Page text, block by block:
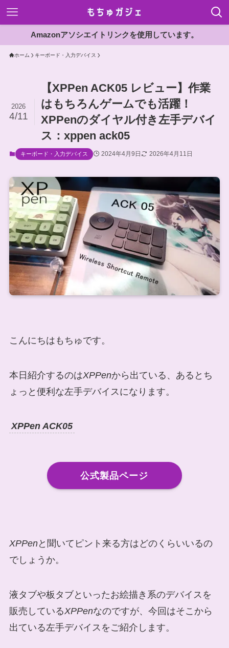
Amazonアソシエイトリンクを使用しています。
ホーム キーボード・入力デバイス
【XPPen ACK05 レビュー】作業
はもちろんゲームでも活躍！
XPPenのダイヤル付き左手デバイ
ス：xppen ack05
2026
4/11
キーボード・入力デバイス 2024年4月9日 2026年4月11日
こんにちはもちゅです。
本日紹介するのはXPPenから出ている、あるとち
ょっと便利な左手デバイスになります。
XPPen ACK05
公式製品ページ
XPPenと聞いてピント来る方はどのくらいいるの
でしょうか。
液タブや板タブといったお絵描き系のデバイスを
販売しているXPPenなのですが、今回はそこから
出ている左手デバイスをご紹介します。